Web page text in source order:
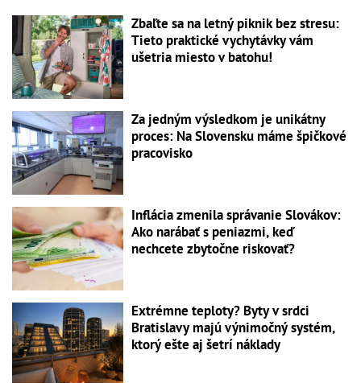
Zbaľte sa na letný piknik bez stresu:
Tieto praktické vychytávky vám
ušetria miesto v batohu!
Za jedným výsledkom je unikátny
proces: Na Slovensku máme špičkové
pracovisko
Inflácia zmenila správanie Slovákov:
Ako narábať s peniazmi, keď
nechcete zbytočne riskovať?
Extrémne teploty? Byty v srdci
Bratislavy majú výnimočný systém,
ktorý ešte aj šetrí náklady